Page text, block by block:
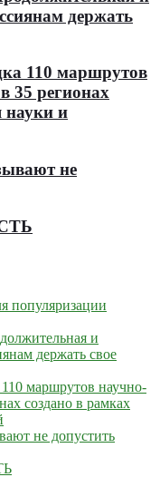
держать
110 маршрутов
35 регионах
науки и
не
популяризации
и
держать свое
маршрутов научно-
создано в рамках
не допустить